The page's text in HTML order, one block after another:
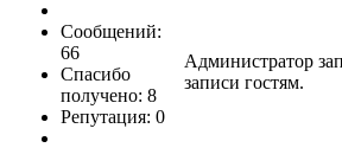
Сообщений:
66
Спасибо
получено: 8
Репутация: 0
Администратор
записи гостям.